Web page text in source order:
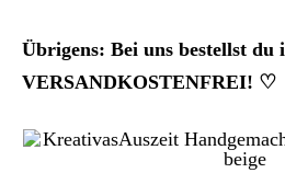
Übrigens: Bei uns bestellst du
VERSANDKOSTENFREI! ♡